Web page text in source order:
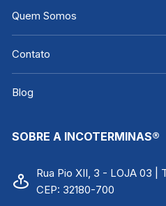
Quem Somos
Contato
Blog
SOBRE A INCOTERMINAS®
Rua Pio XII, 3 - LOJA 03 |
CEP: 32180-700